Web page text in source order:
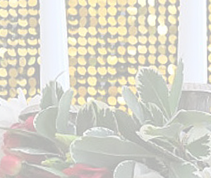
в Санкт-Петербурге
невесты на свадьбу 2026
букет невесты
из роз
с диантусом
невесты с лавандой
невесты с орхидеями
невесты с хлопком
невесты с эустомой
с гортензией
с каллами
с пионами